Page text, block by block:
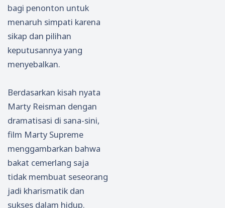
bagi penonton untuk
menaruh simpati karena
sikap dan pilihan
keputusannya yang
menyebalkan.
Berdasarkan kisah nyata
Marty Reisman dengan
dramatisasi di sana-sini,
film Marty Supreme
menggambarkan bahwa
bakat cemerlang saja
tidak membuat seseorang
jadi kharismatik dan
sukses dalam hidup.